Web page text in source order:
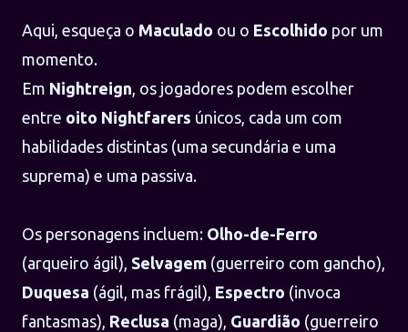
Aqui, esqueça o Maculado ou o Escolhido por um
momento.
Em Nightreign, os jogadores podem escolher
entre oito Nightfarers únicos, cada um com
habilidades distintas (uma secundária e uma
suprema) e uma passiva.
Os personagens incluem: Olho-de-Ferro
(arqueiro ágil), Selvagem (guerreiro com gancho),
Duquesa (ágil, mas frágil), Espectro (invoca
fantasmas), Reclusa (maga), Guardião (guerreiro